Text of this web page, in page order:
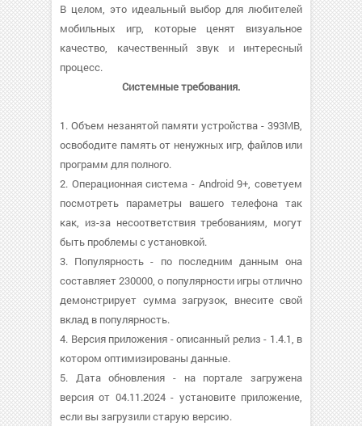
В целом, это идеальный выбор для любителей
мобильных игр, которые ценят визуальное
качество, качественный звук и интересный
процесс.
Системные требования.
1. Объем незанятой памяти устройства - 393MB,
освободите память от ненужных игр, файлов или
программ для полного.
2. Операционная система - Android 9+, советуем
посмотреть параметры вашего телефона так
как, из-за несоответствия требованиям, могут
быть проблемы с установкой.
3. Популярность - по последним данным она
составляет 230000, о популярности игры отлично
демонстрирует сумма загрузок, внесите свой
вклад в популярность.
4. Версия приложения - описанный релиз - 1.4.1, в
котором оптимизированы данные.
5. Дата обновления - на портале загружена
версия от 04.11.2024 - установите приложение,
если вы загрузили старую версию.